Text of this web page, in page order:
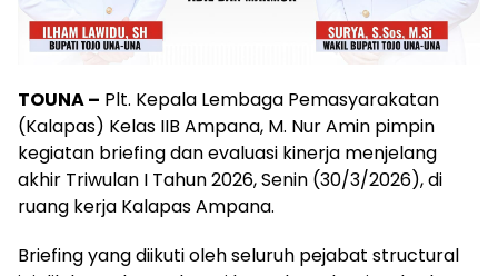
TOUNA– Plt. Kepala Lembaga Pemasyarakatan
(Kalapas) Kelas IIB Ampana, M. Nur Amin pimpin
kegiatan briefing dan evaluasi kinerja menjelang
akhir Triwulan I Tahun 2026, Senin (30/3/2026), di
ruang kerja Kalapas Ampana.
Briefing yang diikuti oleh seluruh pejabat structural